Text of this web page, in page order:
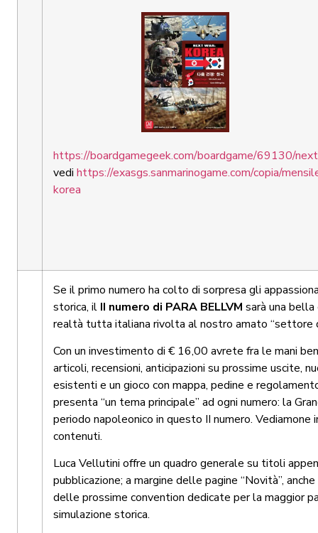
https://boardgamegeek.com/boardgame/69130/
vedi https://exasgs.sanmarinogame.com/copia/
korea
Se il primo numero ha colto di sorpresa gli
storica, il II numero di PARA BELLVM sarà una bella
realtà tutta italiana rivolta al nostro amato “settore
Con un investimento di € 16,00 avrete fra le mani
articoli, recensioni, anticipazioni su prossime uscite,
esistenti e un gioco con mappa, pedine e
presenta “un tema principale” ad ogni numero: la
periodo napoleonico in questo II numero.
contenuti.
Luca Vellutini offre un quadro generale su titoli
pubblicazione; a margine delle pagine “Novità”,
delle prossime convention dedicate per la maggior
simulazione storica.